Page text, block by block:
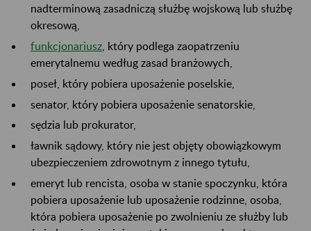
nadterminową zasadniczą służbę wojskową lub służbę
okresową,
funkcjonariusz , który podlega zaopatrzeniu
emerytalnemu według zasad branżowych,
poseł, który pobiera uposażenie poselskie,
senator, który pobiera uposażenie senatorskie,
sędzia lub prokurator,
ławnik sądowy, który nie jest objęty obowiązkowym
ubezpieczeniem zdrowotnym z innego tytułu,
emeryt lub rencista, osoba w stanie spoczynku, która
pobiera uposażenie lub uposażenie rodzinne, osoba,
która pobiera uposażenie po zwolnieniu ze służby lub